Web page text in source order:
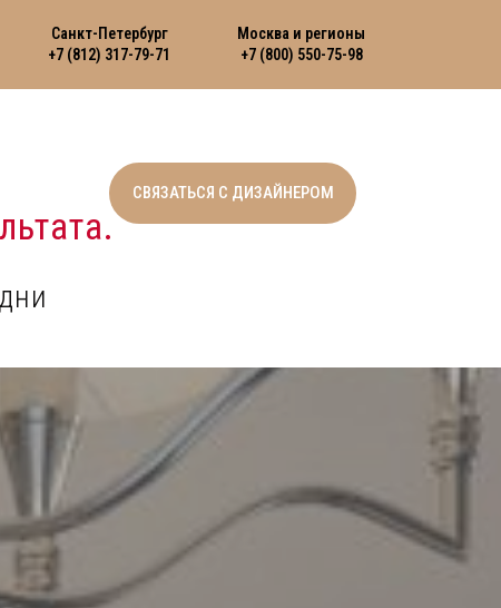
Санкт-Петербург
+7 (812) 317-79-71
Москва и регионы
+7 (800) 550-75-98
СВЯЗАТЬСЯ С ДИЗАЙНЕРОМ